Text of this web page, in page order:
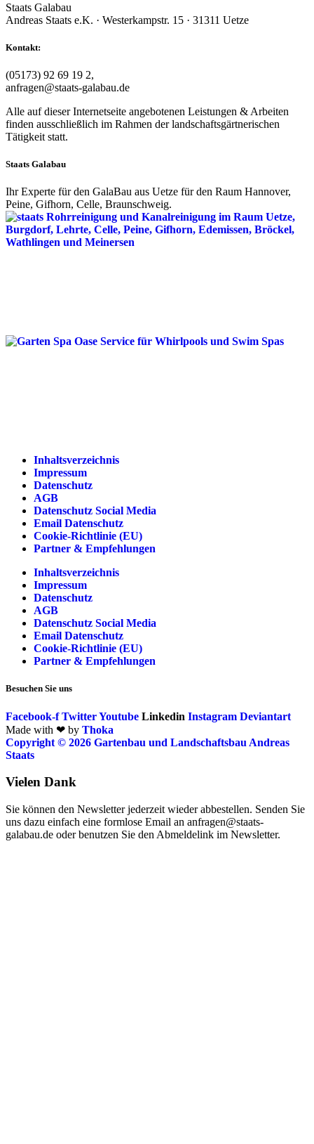
Staats Galabau
Andreas Staats e.K. · Westerkampstr. 15 · 31311 Uetze
Kontakt:
(05173) 92 69 19 2,
anfragen@staats-galabau.de
Alle auf dieser Internetseite angebotenen Leistungen & Arbeiten
finden ausschließlich im Rahmen der landschaftsgärtnerischen
Tätigkeit statt.
Staats Galabau
Ihr Experte für den GalaBau aus Uetze für den Raum Hannover,
Peine, Gifhorn, Celle, Braunschweig.
Inhaltsverzeichnis
Impressum
Datenschutz
AGB
Datenschutz Social Media
Email Datenschutz
Cookie-Richtlinie (EU)
Partner & Empfehlungen
Inhaltsverzeichnis
Impressum
Datenschutz
AGB
Datenschutz Social Media
Email Datenschutz
Cookie-Richtlinie (EU)
Partner & Empfehlungen
Besuchen Sie uns
Facebook-f TwitterYoutube Linkedin Instagram Deviantart
Made with ❤ by Thoka
Copyright © 2026 Gartenbau und Landschaftsbau Andreas
Staats
Vielen Dank
Sie können den Newsletter jederzeit wieder abbestellen. Senden Sie
uns dazu einfach eine formlose Email an anfragen@staats-
galabau.de oder benutzen Sie den Abmeldelink im Newsletter.